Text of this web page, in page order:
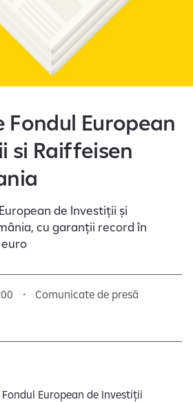
European
si Raiffeisen
de Investiții și
cu garanții record în
Comunicate de presă
Fondul European de Investiții